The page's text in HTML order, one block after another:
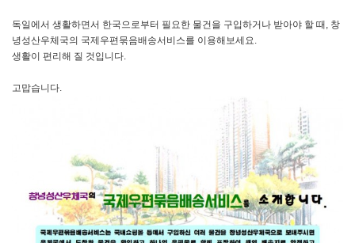
독일에서 생활하면서 한국으로부터 필요한 물건을 구입하거나 받아야 할 때, 창
녕성산우체국의 국제우편묶음배송서비스를 이용해보세요.
생활이 편리해 질 것입니다.
고맙습니다.